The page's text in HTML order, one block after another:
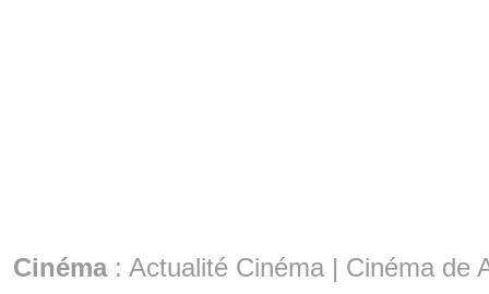
Cinéma: Actualité Cinéma | Cinéma de